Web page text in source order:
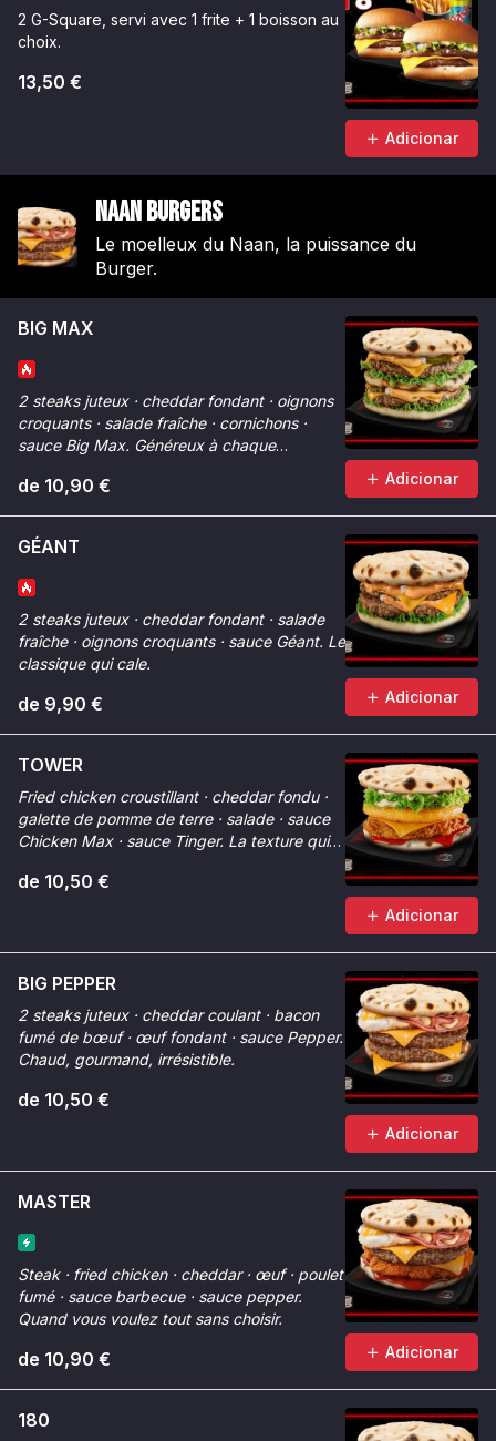
2 G-Square, servi avec 1 frite + 1 boisson au
choix.
13,50 €
Adicionar
Naan Burgers
Le moelleux du Naan, la puissance du
Burger.
BIG MAX
2 steaks juteux · cheddar fondant · oignons
croquants · salade fraîche · cornichons ·
sauce Big Max. Généreux à chaque
de 10,90 € Adicionar
GÉANT
2 steaks juteux · cheddar fondant · salade
fraîche · oignons croquants · sauce Géant. Le
classique qui cale.
de 9,90 € Adicionar
TOWER
Fried chicken croustillant · cheddar fondu ·
galette de pomme de terre · salade · sauce
Chicken Max · sauce Tinger. La texture qui
de 10,50 €
Adicionar
BIG PEPPER
2 steaks juteux · cheddar coulant · bacon
fumé de bœuf · œuf fondant · sauce Pepper.
Chaud, gourmand, irrésistible.
de 10,50 €
Adicionar
MASTER
Steak · fried chicken · cheddar · œuf · poulet
fumé · sauce barbecue · sauce pepper.
Quand vous voulez tout sans choisir.
de 10,90 € Adicionar
180